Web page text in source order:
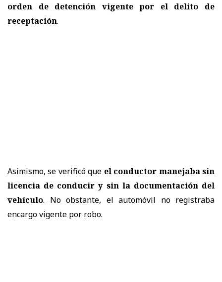
orden de detención vigente por el delito de
receptación.
Asimismo, se verificó que el conductor manejaba sin
licencia de conducir y sin la documentación del
vehículo. No obstante, el automóvil no registraba
encargo vigente por robo.